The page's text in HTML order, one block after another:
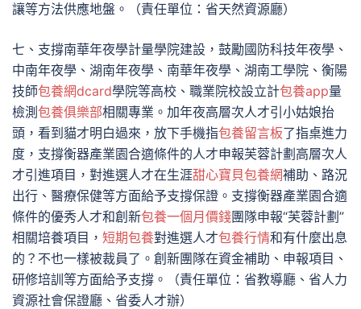
讓等方法供應地盤。（責任單位：省天然資源廳）
七、支撐南華年夜學計量學院建設，鼓勵國防科技年夜學、
中南年夜學、湖南年夜學、南華年夜學、湖南工學院、衡陽
技師包養網dcard學院等高校、職業院校設立計包養app量
檢測 包養俱樂部相關專業。加年夜高層次人才引小姑娘抬
頭，看到貓才明白過來，放下手機指包養留言板了指桌進力
度，支撐衡器產業園合適條件的人才申報芙蓉計劃高層次人
才引進項目，對進選人才在生涯甜心寶貝包養網補助、路況
出行、醫療保健等方面給予支撐保證。支撐衡器產業園合適
條件的優秀人才和創新包養一個月價錢團隊申報“芙蓉計劃”
相關培養項目， 短期包養對進選人才包養行情和有什麼出息
的？不也一樣被裁員了。創新團隊在資金補助、申報項目、
研修培訓等方面給予支撐。（責任單位：省教導廳、省人力
資源社會保證廳、省委人才辦）